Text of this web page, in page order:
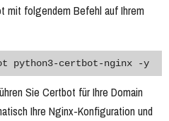
mit folgendem Befehl auf Ihrem
python3-certbot-nginx -y
Sie Certbot für Ihre Domain
Ihre Nginx-Konfiguration und